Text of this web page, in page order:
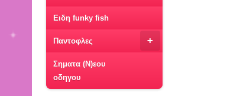
Ειδη funky fish
+
Παντοφλες
Σηματα (Ν)εου
οδηγου